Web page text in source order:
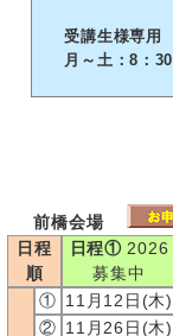
受講生様専用
月～土：8：30
前橋会場
日程
順
日程①2026
募集中
① 11月12日(木)
② 11月26日(木)